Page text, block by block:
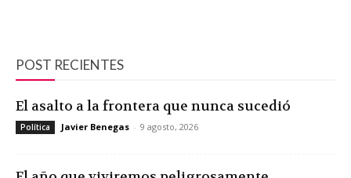
POST RECIENTES
El asalto a la frontera que nunca sucedió
Política Javier Benegas - 9 agosto, 2026